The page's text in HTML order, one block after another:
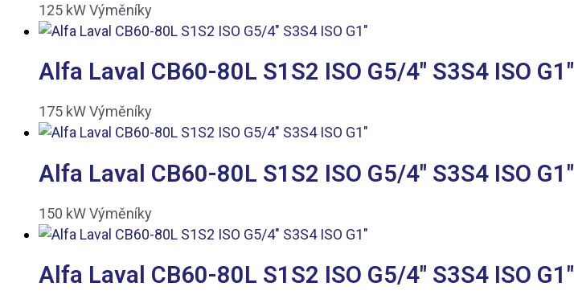
125 kWVýměníky
Alfa Laval CB60-80L S1S2 ISO G5/4″ S3S4 ISO G1″
175 kWVýměníky
Alfa Laval CB60-80L S1S2 ISO G5/4″ S3S4 ISO G1″
150 kWVýměníky
Alfa Laval CB60-80L S1S2 ISO G5/4″ S3S4 ISO G1″